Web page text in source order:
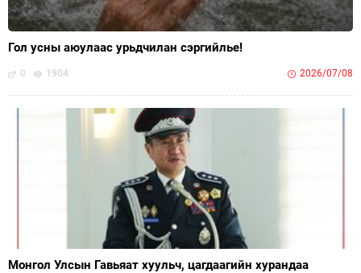
Гол усны аюулаас урьдчилан сэргийлье!
0 1904 2026/07/08
Монгол Улсын Гавьяат хуульч, цагдаагийн хурандаа